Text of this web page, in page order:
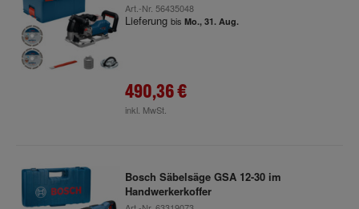
Art.-Nr. 56435048
Lieferung bis Mo., 31. Aug.
490,36 €
inkl. MwSt.
Bosch Säbelsäge GSA 12-30 im
Handwerkerkoffer